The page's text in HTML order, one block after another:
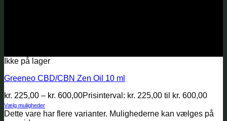
Ikke på lager
Greeneo CBD/CBN Zen Oil 10 ml
kr. 225,00 – kr. 600,00Prisinterval: kr. 225,00 til kr. 600,00
Vælg muligheder
Dette vare har flere varianter. Mulighederne kan vælges på